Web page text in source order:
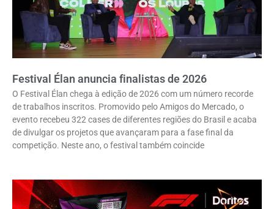
Festival Élan anuncia finalistas de 2026
O Festival Élan chega à edição de 2026 com um número recorde
de trabalhos inscritos. Promovido pelo Amigos do Mercado, o
evento recebeu 322 cases de diferentes regiões do Brasil e acaba
de divulgar os projetos que avançaram para a fase final da
competição. Neste ano, o festival também coincide